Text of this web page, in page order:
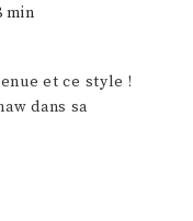
min
et ce style !
dans sa